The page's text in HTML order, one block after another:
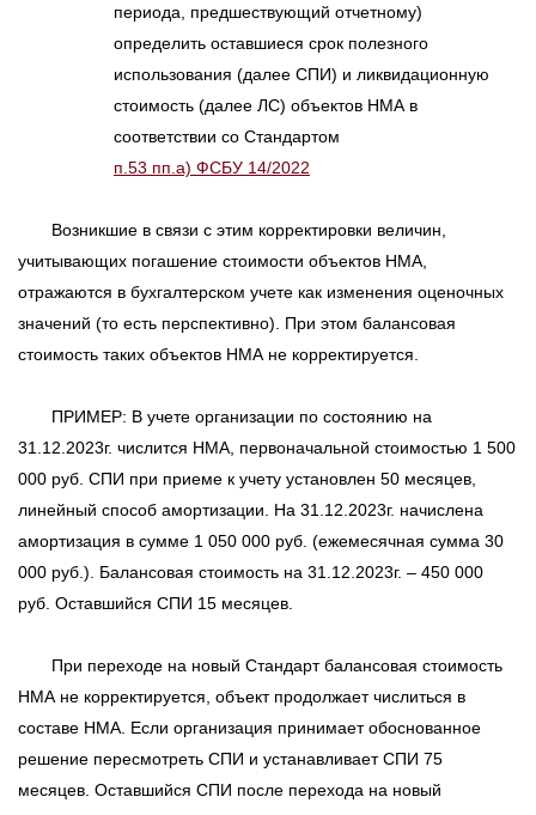
периода, предшествующий отчетному)
определить оставшиеся срок полезного
использования (далее СПИ) и ликвидационную
стоимость (далее ЛС) объектов НМА в
соответствии со Стандартом
п.53 пп.а) ФСБУ 14/2022
Возникшие в связи с этим корректировки величин,
учитывающих погашение стоимости объектов НМА,
отражаются в бухгалтерском учете как изменения оценочных
значений (то есть перспективно). При этом балансовая
стоимость таких объектов НМА не корректируется.
ПРИМЕР: В учете организации по состоянию на
31.12.2023г. числится НМА, первоначальной стоимостью 1 500
000 руб. СПИ при приеме к учету установлен 50 месяцев,
линейный способ амортизации. На 31.12.2023г. начислена
амортизация в сумме 1 050 000 руб. (ежемесячная сумма 30
000 руб.). Балансовая стоимость на 31.12.2023г. – 450 000
руб. Оставшийся СПИ 15 месяцев.
При переходе на новый Стандарт балансовая стоимость
НМА не корректируется, объект продолжает числиться в
составе НМА. Если организация принимает обоснованное
решение пересмотреть СПИ и устанавливает СПИ 75
месяцев. Оставшийся СПИ после перехода на новый